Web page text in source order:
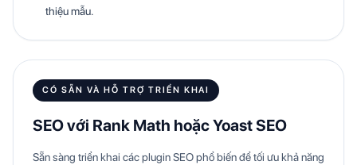
thiệu mẫu.
CÓ SẴN VÀ HỖ TRỢ TRIỂN KHAI
SEO với Rank Math hoặc Yoast SEO
Sẵn sàng triển khai các plugin SEO phổ biến để tối ưu khả năng